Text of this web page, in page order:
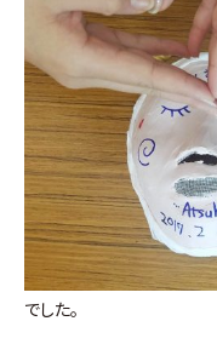
でした。